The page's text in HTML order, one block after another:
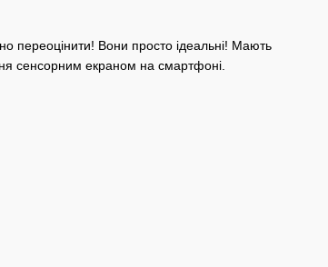
переоцінити! Вони просто ідеальні! Мають
сенсорним екраном на смартфоні.